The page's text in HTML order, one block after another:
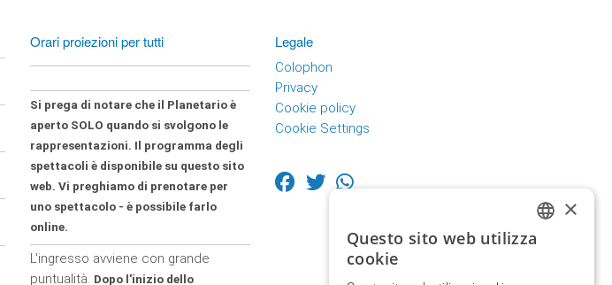
Orari proiezioni per tutti
Si prega di notare che il Planetarioè
aperto SOLO quando si svolgono le
rappresentazioni. Il programma degli
spettacoli è disponibile su questo sito
web.Vi preghiamo di prenotare per
uno spettacolo - è possibile farlo
online.
L'ingresso avviene con grande
puntualità. Dopo l'inizio dello
Legale
Colophon
Privacy
Cookie policy
Cookie Settings
×
Questo sito web utilizza
cookie